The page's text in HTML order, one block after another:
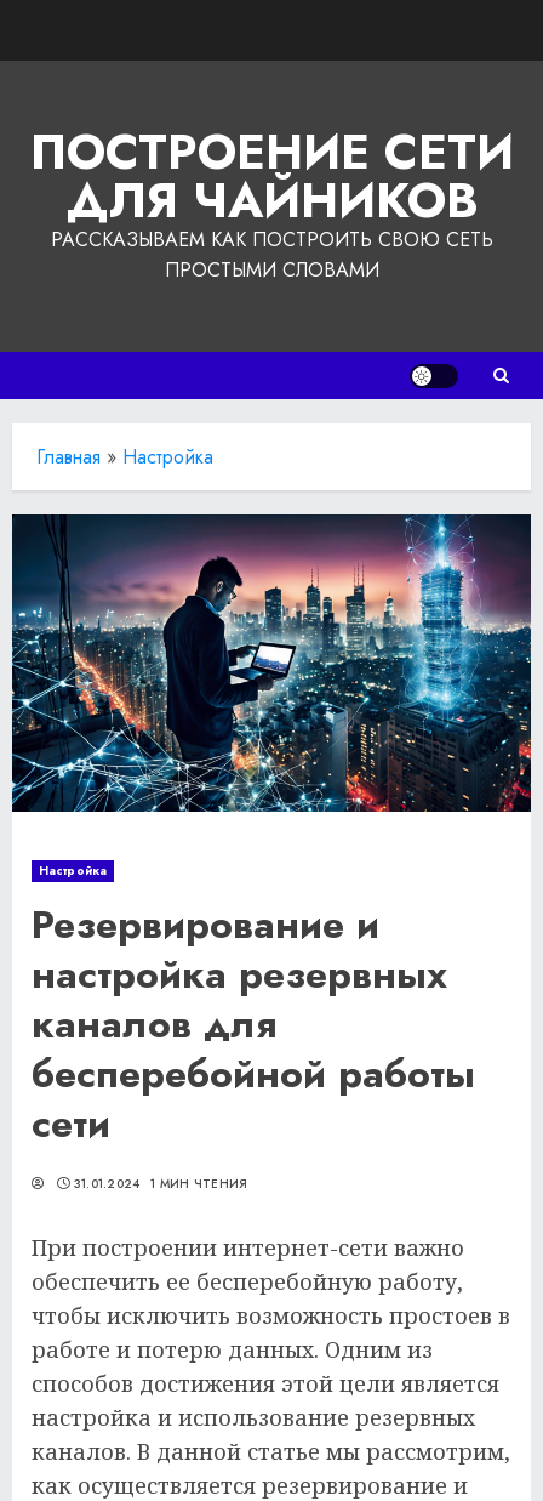
ПОСТРОЕНИЕ СЕТИ
ДЛЯ ЧАЙНИКОВ
РАССКАЗЫВАЕМ КАК ПОСТРОИТЬ СВОЮ СЕТЬ
ПРОСТЫМИ СЛОВАМИ
Главная » Настройка
Настройка
Резервирование и
настройка резервных
каналов для
бесперебойной работы
сети
31.01.2024 1 МИН ЧТЕНИЯ
При построении интернет-сети важно
обеспечить ее бесперебойную работу,
чтобы исключить возможность простоев в
работе и потерю данных. Одним из
способов достижения этой цели является
настройка и использование резервных
каналов. В данной статье мы рассмотрим,
как осуществляется резервирование и